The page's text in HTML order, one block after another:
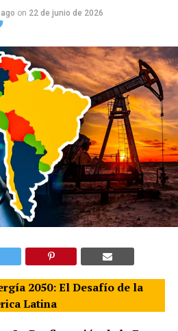
on 22 de junio de 2026
2050: El Desafío de la
Latina